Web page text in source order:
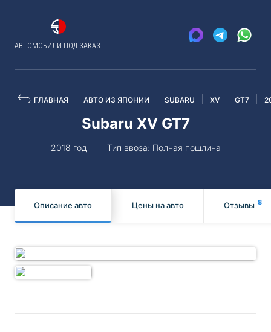
АВТОМОБИЛИ ПОД ЗАКАЗ
ГЛАВНАЯ АВТО ИЗ ЯПОНИИ SUBARU XV GT7
Subaru XV GT7
2018 год Тип ввоза: Полная пошлина
Описание авто Цены на авто Отзывы 8